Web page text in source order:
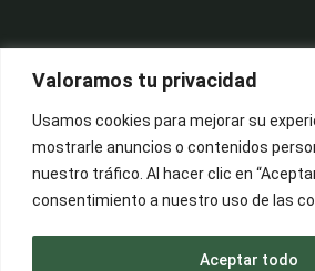
Valoramos tu privacidad
Usamos cookies para mejorar su
mostrarle anuncios o contenidos
nuestro tráfico. Al hacer clic en
consentimiento a nuestro uso de las
Aceptar todo
uso
|privacidad